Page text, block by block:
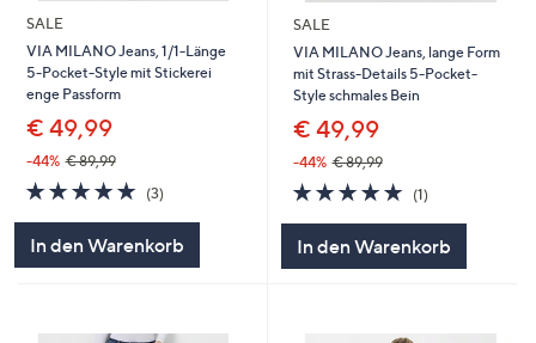
SALE
VIA MILANO Jeans, 1/1-Länge
5-Pocket-Style mit Stickerei
enge Passform
€ 49,99
-44% € 89,99
5.0
von
(3)
In den Warenkorb
SALE
VIA MILANO Jeans, lange Form
mit Strass-Details 5-Pocket-
Style schmales Bein
€ 49,99
-44% € 89,99
5.0
von
5
(1)
In den Warenkorb